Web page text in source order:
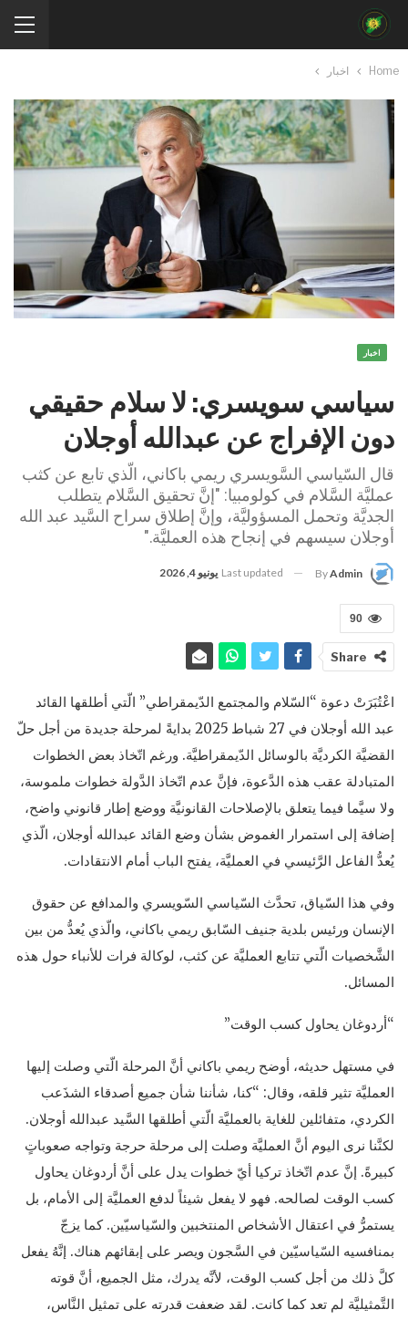
Home اخبار
اخبار
سياسي سويسري: لا سلام حقيقي
دون الإفراج عن عبدالله أوجلان
قال السّياسي السَّويسري ريمي باكاني، الّذي تابع عن كثب
عمليَّة السَّلام في كولومبيا: "إنَّ تحقيق السَّلام يتطلب
الجديَّة وتحمل المسؤوليَّة، وإنَّ إطلاق سراح السَّيد عبد الله
أوجلان سيسهم في إنجاح هذه العمليَّة."
ByAdmin
Last updated يونيو 4, 2026
90
Share
اعْتُبَرَتْ دعوة “السّلام والمجتمع الدّيمقراطي” الّتي أطلقها القائد
عبد الله أوجلان في 27 شباط 2025 بدايةً لمرحلة جديدة من أجل حلّ
القضيَّة الكرديَّة بالوسائل الدّيمقراطيَّة. ورغم اتّخاذ بعض الخطوات
المتبادلة عقب هذه الدَّعوة، فإنَّ عدم اتّخاذ الدَّولة خطوات ملموسة،
ولا سيَّما فيما يتعلق بالإصلاحات القانونيَّة ووضع إطار قانوني واضح،
إضافة إلى استمرار الغموض بشأن وضع القائد عبدالله أوجلان، الّذي
يُعدُّ الفاعل الرَّئيسي في العمليَّة، يفتح الباب أمام الانتقادات.
وفي هذا السّياق، تحدَّث السّياسي السّويسري والمدافع عن حقوق
الإنسان ورئيس بلدية جنيف السّابق ريمي باكاني، والّذي يُعدُّ من بين
الشَّخصيات الّتي تتابع العمليَّة عن كثب، لوكالة فرات للأنباء حول هذه
المسائل.
“أردوغان يحاول كسب الوقت”
في مستهل حديثه، أوضح ريمي باكاني أنَّ المرحلة الّتي وصلت إليها
العمليَّة تثير قلقه، وقال: “كنا، شأننا شأن جميع أصدقاء الشذَعب
الكردي، متفائلين للغاية بالعمليَّة الّتي أطلقها السَّيد عبدالله أوجلان.
لكنَّنا نرى اليوم أنَّ العمليَّة وصلت إلى مرحلة حرجة وتواجه صعوباتٍ
كبيرةً. إنَّ عدم اتّخاذ تركيا أيّ خطوات يدل على أنَّ أردوغان يحاول
كسب الوقت لصالحه. فهو لا يفعل شيئاً لدفع العمليَّة إلى الأمام، بل
يستمرُّ في اعتقال الأشخاص المنتخبين والسّياسيّين. كما يزجّ
بمنافسيه السّياسيّين في السَّجون ويصر على إبقائهم هناك. إنَّهُ يفعل
كلَّ ذلك من أجل كسب الوقت، لأنَّه يدرك، مثل الجميع، أنَّ قوته
التَّمثيليَّة لم تعد كما كانت. لقد ضعفت قدرته على تمثيل النَّاس،